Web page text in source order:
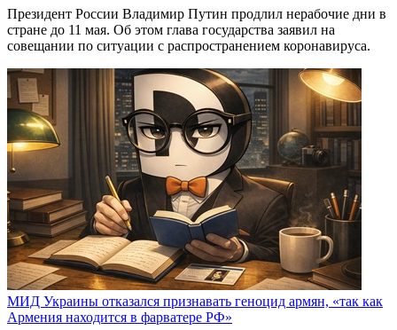
Президент России Владимир Путин продлил нерабочие дни в
стране до 11 мая. Об этом глава государства заявил на
совещании по ситуации с распространением коронавируса.
МИД Украины отказался признавать геноцид армян, «так как
Армения находится в фарватере РФ»